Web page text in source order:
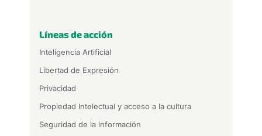
Líneas de acción
Inteligencia Artificial
Libertad de Expresión
Privacidad
Propiedad Intelectual y acceso a la cultura
Seguridad de la información